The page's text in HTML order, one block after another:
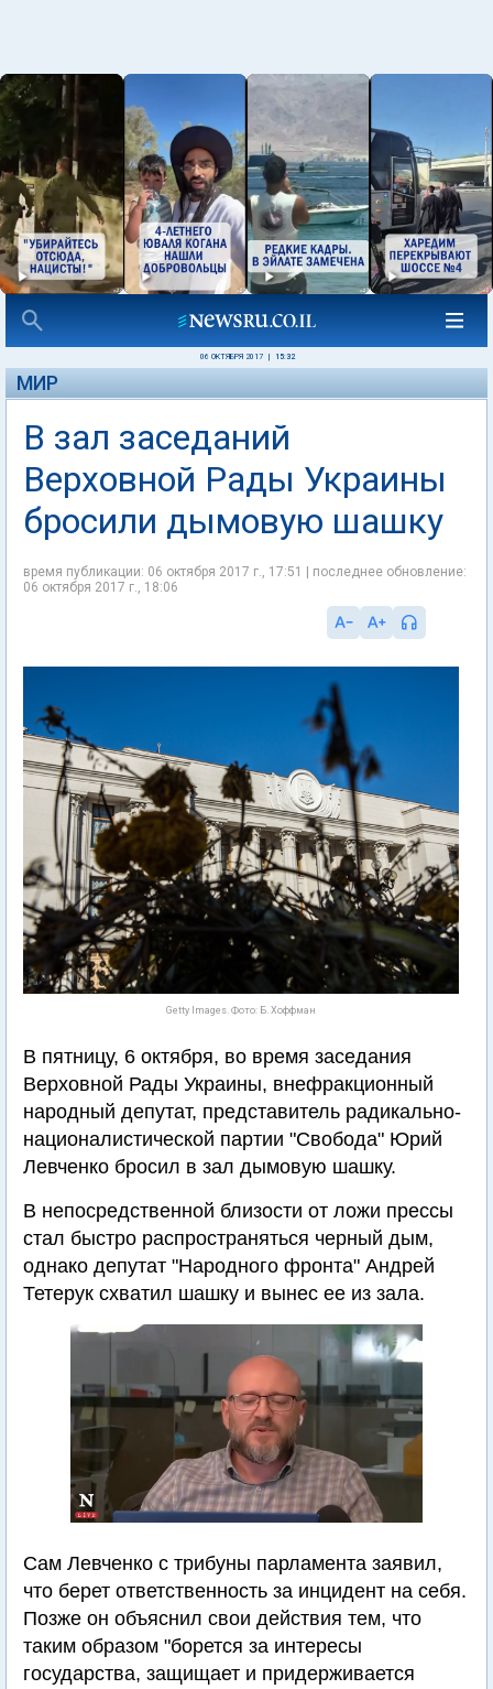
06 ОКТЯБРЯ 2017 15:32
МИР
В зал заседаний
Верховной Рады Украины
бросили дымовую шашку
время публикации: 06 октября 2017 г., 17:51 | последнее обновление:
06 октября 2017 г., 18:06
Getty Images. Фото: Б. Хоффман
В пятницу, 6 октября, во время заседания
Верховной Рады Украины, внефракционный
народный депутат, представитель радикально-
националистической партии "Свобода" Юрий
Левченко бросил в зал дымовую шашку.
В непосредственной близости от ложи прессы
стал быстро распространяться черный дым,
однако депутат "Народного фронта" Андрей
Тетерук схватил шашку и вынес ее из зала.
Сам Левченко с трибуны парламента заявил,
что берет ответственность за инцидент на себя.
Позже он объяснил свои действия тем, что
таким образом "борется за интересы
государства, защищает и придерживается